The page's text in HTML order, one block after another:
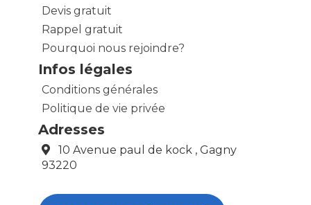
Devis gratuit
Rappel gratuit
Pourquoi nous rejoindre?
Infos légales
Conditions générales
Politique de vie privée
Adresses
10 Avenue paul de kock , Gagny
93220